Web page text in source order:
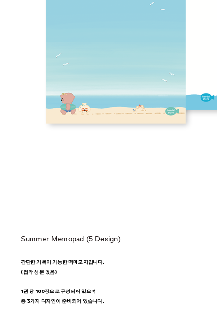
Summer Memopad (5 Design)
간단한 기록이 가능한 떡메모지입니다.
(접착 성분 없음)
1권 당 100장으로 구성되어 있으며
총 3가지 디자인이 준비되어 있습니다.